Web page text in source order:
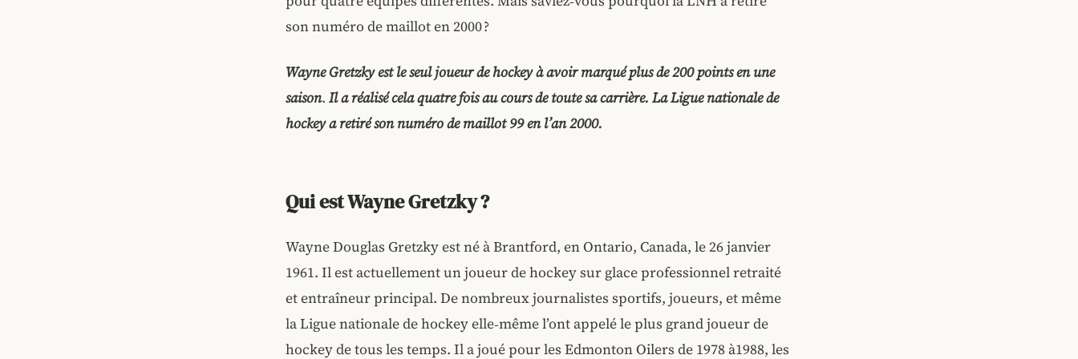
son numéro de maillot en 2000 ?
Wayne Gretzky est le seul joueur de hockey à avoir marqué plus de 200 points en une
saison. Il a réalisé cela quatre fois au cours de toute sa carrière. La Ligue nationale de
hockey a retiré son numéro de maillot 99 en l’an 2000.
Qui est Wayne Gretzky ?
Wayne Douglas Gretzky est né à Brantford, en Ontario, Canada, le 26 janvier
1961. Il est actuellement un joueur de hockey sur glace professionnel retraité
et entraîneur principal. De nombreux journalistes sportifs, joueurs, et même
laLigue nationale de hockey elle‑mêmel’ont appelé le plus grand joueur de
hockey de tous les temps. Il a joué pour les Edmonton Oilers de 1978 à1988, les